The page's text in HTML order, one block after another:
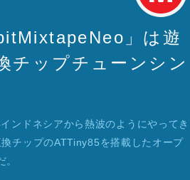
」は遊
チップチューンシン
ンドネシアから熱波のようにやってき
チップのATTiny85を搭載したオープ